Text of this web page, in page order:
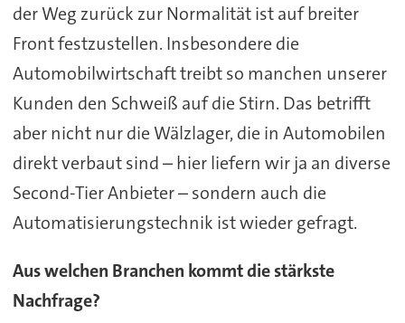
der Weg zurück zur Normalität ist auf breiter
Front festzustellen. Insbesondere die
Automobilwirtschaft treibt so manchen unserer
Kunden den Schweiß auf die Stirn. Das betrifft
aber nicht nur die Wälzlager, die in Automobilen
direkt verbaut sind – hier liefern wir ja an diverse
Second-Tier Anbieter – sondern auch die
Automatisierungstechnik ist wieder gefragt.
Aus welchen Branchen kommt die stärkste
Nachfrage?